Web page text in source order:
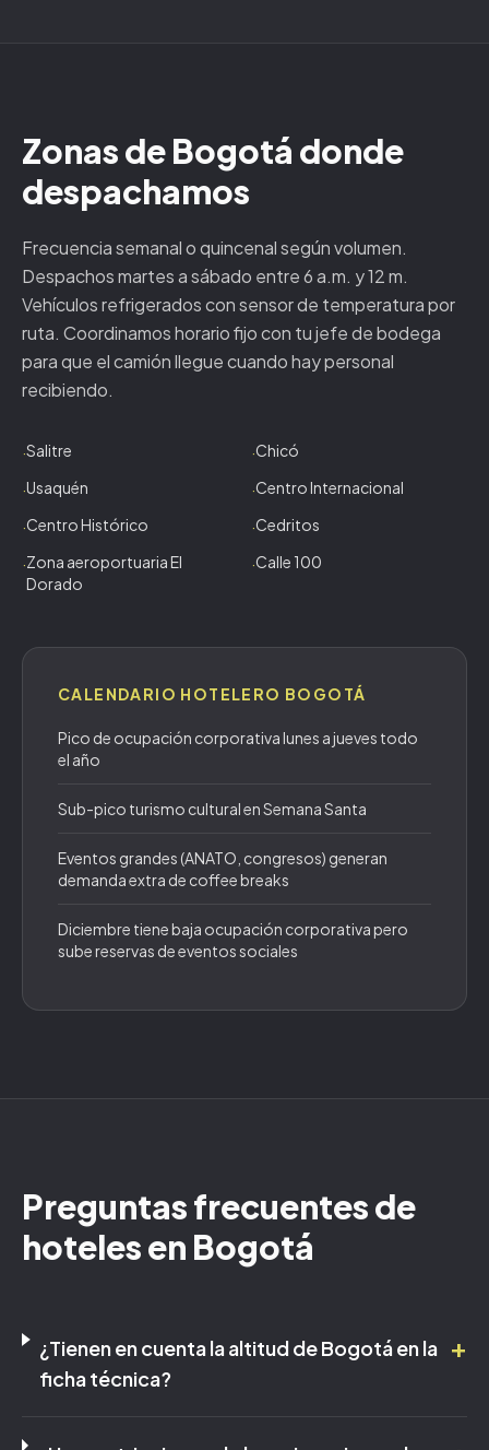
Zonas deBogotá donde
despachamos
Frecuencia semanal o quincenal según volumen.
Despachos martes a sábado entre 6 a.m. y 12 m.
Vehículos refrigerados con sensor de temperatura por
ruta. Coordinamos horario fijo con tu jefe de bodega
para que el camión llegue cuando hay personal
recibiendo.
·Salitre ·Chicó
·Usaquén ·Centro Internacional
·Centro Histórico ·Cedritos
·Zona aeroportuaria El
Dorado
·Calle 100
CALENDARIO HOTELERO BOGOTÁ
Pico de ocupación corporativa lunes a jueves todo
el año
Sub-pico turismo cultural en Semana Santa
Eventos grandes (ANATO, congresos) generan
demanda extra de coffee breaks
Diciembre tiene baja ocupación corporativa pero
sube reservas de eventos sociales
Preguntas frecuentes de
hoteles en Bogotá
¿Tienen en cuenta la altitud de Bogotá en la
ficha técnica?
+